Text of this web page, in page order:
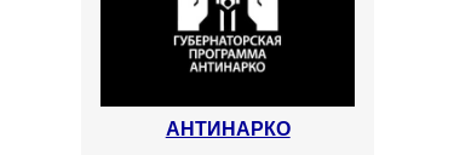
АНТИНАРКО